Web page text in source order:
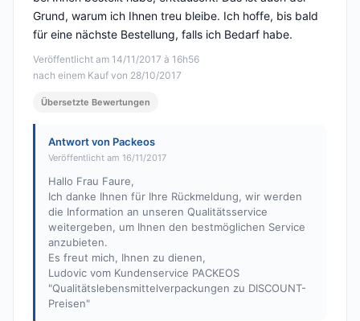
Veröffentlicht am 14/11/2017 à 16h56
nach einem Kauf von 28/10/2017
Grund, warum ich Ihnen treu bleibe. Ich hoffe, bis bald
für eine nächste Bestellung, falls ich Bedarf habe.
Übersetzte Bewertungen
Antwort von Packeos
Veröffentlicht am 16/11/2017
Hallo Frau Faure,
Ich danke Ihnen für Ihre Rückmeldung, wir werden
die Information an unseren Qualitätsservice
weitergeben, um Ihnen den bestmöglichen Service
anzubieten.
Es freut mich, Ihnen zu dienen,
Ludovic vom Kundenservice PACKEOS
"Qualitätslebensmittelverpackungen zu DISCOUNT-
Preisen"